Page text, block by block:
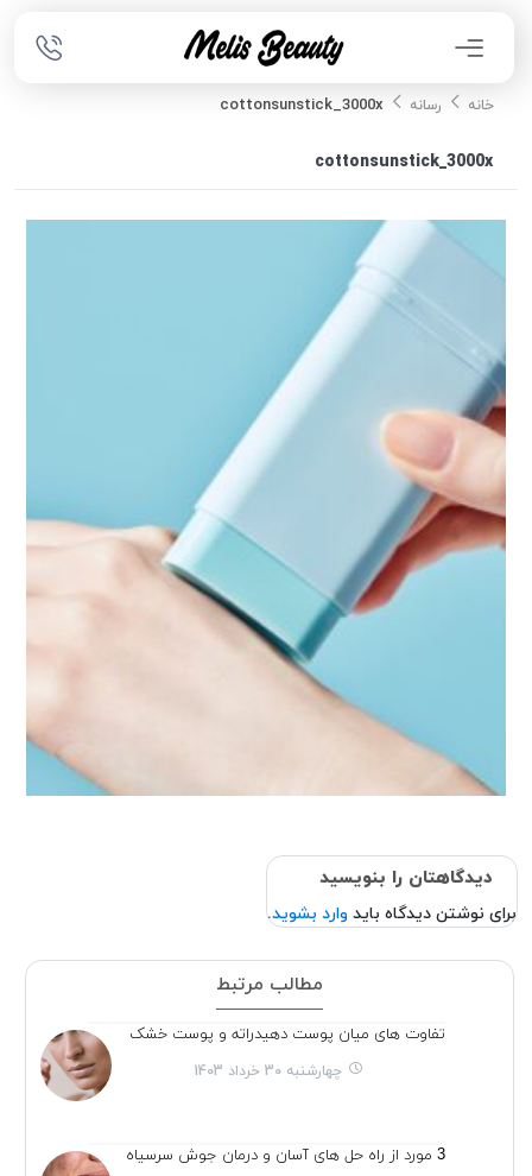
خانه رسانه cottonsunstick_3000x
cottonsunstick_3000x
دیدگاهتان را بنویسید
برای نوشتن دیدگاه باید وارد بشوید.
مطالب مرتبط
تفاوت های میان پوست دهیدراته و پوست خشک
چهارشنبه 30 خرداد 1403
3 مورد از راه حل های آسان و درمان جوش سرسیاه